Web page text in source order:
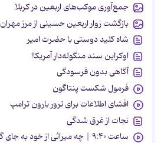
جمع‌آوری موکب‌های اربعین در کربلا
بازگشت زوار اربعین حسینی از مرز مهران
شاه کلید دوستی با حضرت امیر
اوکراین سند منگوله‌دار آمریکا!
آگاهی بدون فرسودگی
فرمول شکست پنتاگون
افشای اطلاعات برای ترور بارون ترامپ
نجات از غرق شدگی
ساعت ۹:۴۰ | چه میراثی از خود به جای گذاشت؟